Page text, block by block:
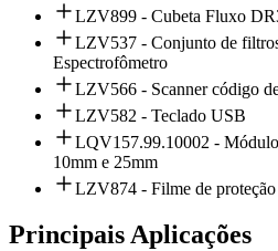
LZV899 - Cubeta Fluxo
LZV537 - Conjunto de
Espectrofômetro
LZV566 - Scanner código
LZV582 - Teclado USB
LQV157.99.10002 -
10mm e 25mm
LZV874 - Filme de
Principais Aplicações